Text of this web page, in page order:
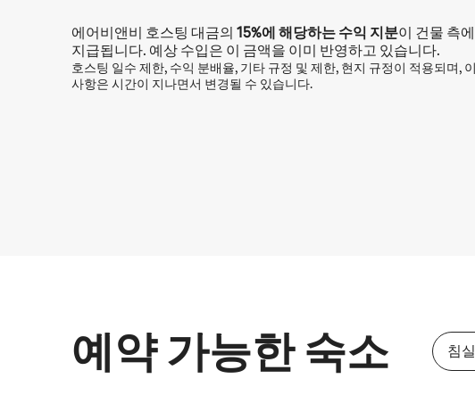
에어비앤비 호스팅 대금의 15%에 해당하는 수익 지분이 건물 측에
지급됩니다. 예상 수입은 이 금액을 이미 반영하고 있습니다.
호스팅 일수 제한, 수익 분배율, 기타 규정 및 제한, 현지 규정이 적용되며,
사항은 시간이 지나면서 변경될 수 있습니다.
예약 가능한 숙소 침